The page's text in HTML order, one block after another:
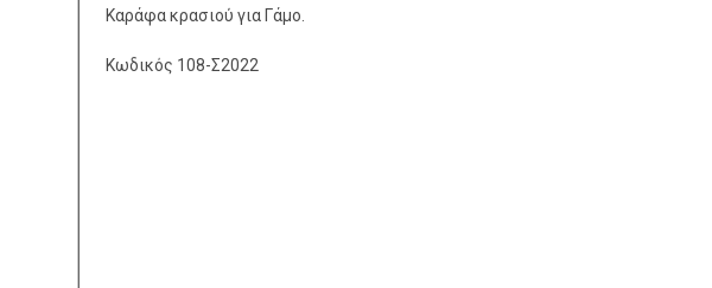
Καράφα κρασιού για Γάμο.
Κωδικός 108-Σ2022